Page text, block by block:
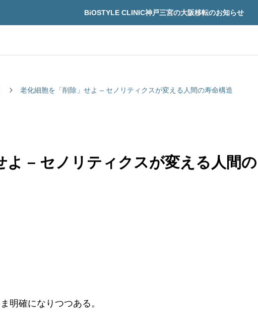
BiOSTYLE CLINIC神戸三宮の大阪移転のお知らせ
先進再生医療
液）
先進予防医
老化細胞を「削除」せよ – セノリティクスが変える人間の寿命構造
よ – セノリティクスが変える人間の
明確になりつつある。